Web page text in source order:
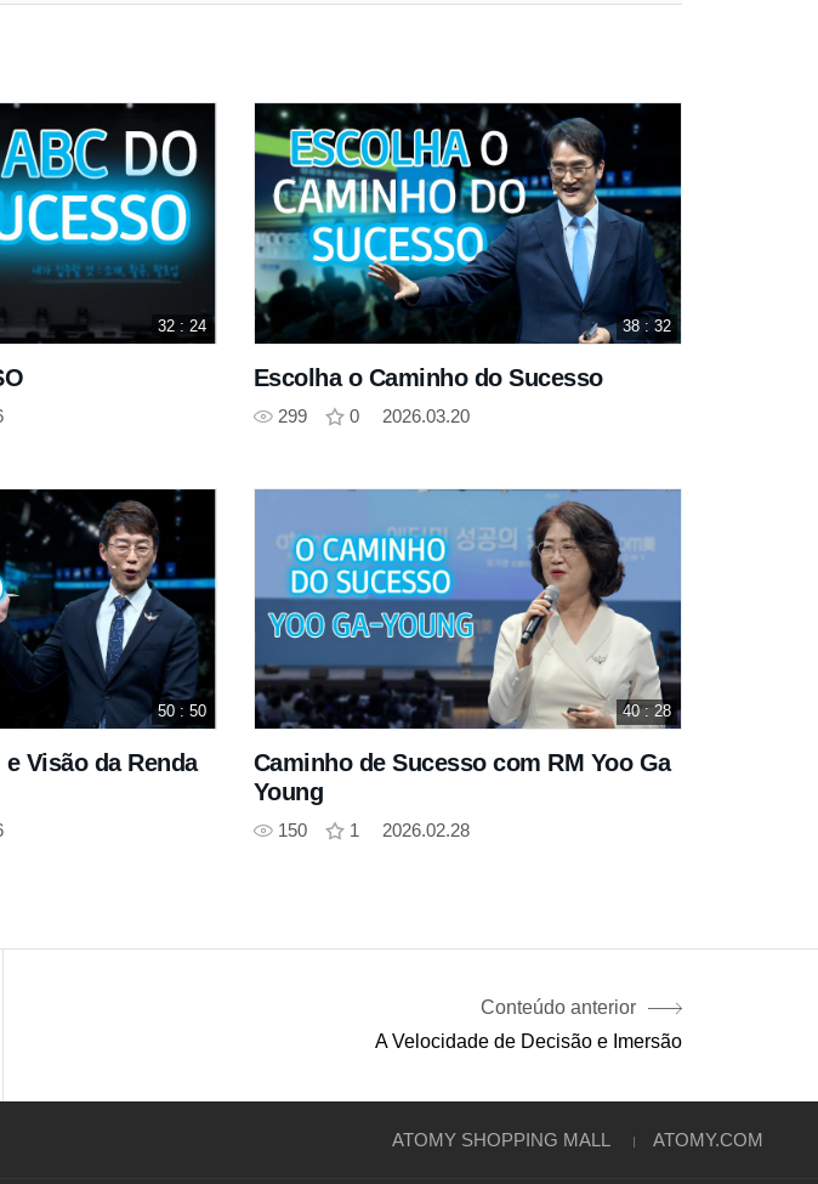
32 : 24
Escolha o Caminho do Sucesso
299 0 2026.03.20
38 : 32
Visão da Renda
50 : 50
Caminho de Sucesso com RM Yoo Ga
Young
150 1 2026.02.28
40 : 28
Conteúdo anterior
A Velocidade de Decisão e Imersão
ATOMY SHOPPING MALL ATOMY.COM